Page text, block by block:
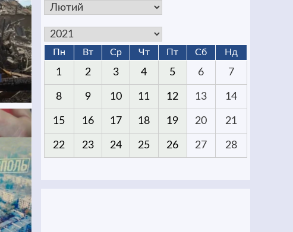
Пн Вт Ср Чт Пт Сб Нд
1 2 3 4 5 6 7
8 9 10 11 12 13 14
15 16 17 18 19 20 21
22 23 24 25 26 27 28